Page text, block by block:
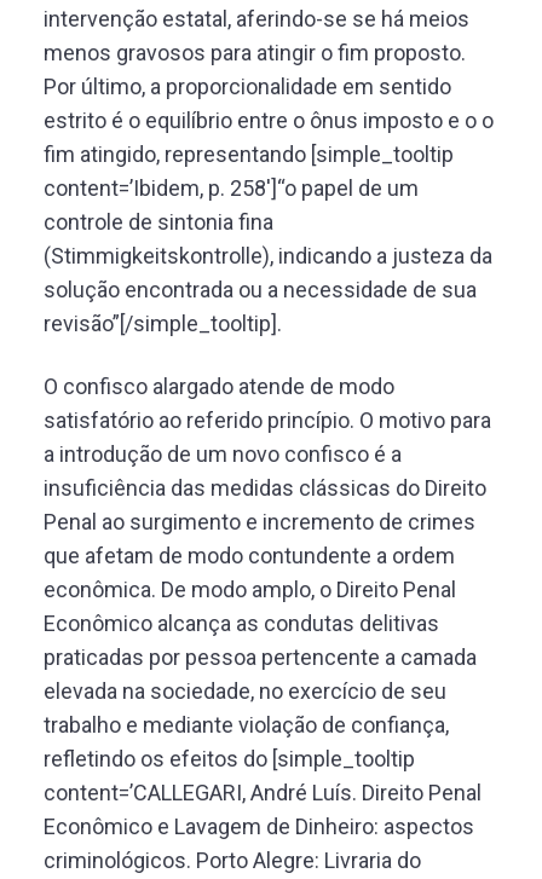
intervenção estatal, aferindo-se se há meios
menos gravosos para atingir o fim proposto.
Por último, a proporcionalidade em sentido
estrito é o equilíbrio entre o ônus imposto e o o
fim atingido, representando [simple_tooltip
content=’Ibidem, p. 258′]“o papel de um
controle de sintonia fina
(Stimmigkeitskontrolle), indicando a justeza da
solução encontrada ou a necessidade de sua
revisão”[/simple_tooltip].
O confisco alargado atende de modo
satisfatório ao referido princípio. O motivo para
a introdução de um novo confisco é a
insuficiência das medidas clássicas do Direito
Penal ao surgimento e incremento de crimes
que afetam de modo contundente a ordem
econômica. De modo amplo, o Direito Penal
Econômico alcança as condutas delitivas
praticadas por pessoa pertencente a camada
elevada na sociedade, no exercício de seu
trabalho e mediante violação de confiança,
refletindo os efeitos do [simple_tooltip
content=’CALLEGARI, André Luís. Direito Penal
Econômico e Lavagem de Dinheiro: aspectos
criminológicos. Porto Alegre: Livraria do